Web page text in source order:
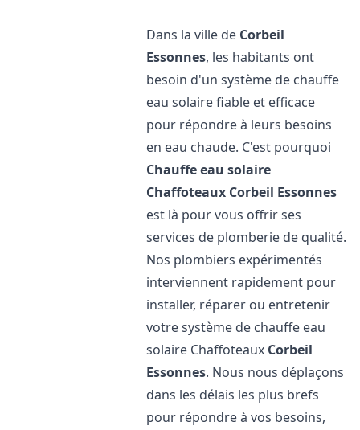
Dans la ville de Corbeil
Essonnes, les habitants ont
besoin d'un système de chauffe
eau solaire fiable et efficace
pour répondre à leurs besoins
en eau chaude. C'est pourquoi
Chauffe eau solaire
Chaffoteaux Corbeil Essonnes
est là pour vous offrir ses
services de plomberie de qualité.
Nos plombiers expérimentés
interviennent rapidement pour
installer, réparer ou entretenir
votre système de chauffe eau
solaire Chaffoteaux Corbeil
Essonnes. Nous nous déplaçons
dans les délais les plus brefs
pour répondre à vos besoins,